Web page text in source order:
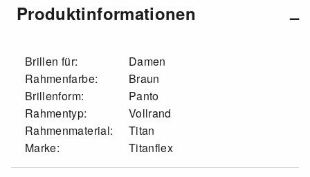
Produktinformationen
Brillen für:
Damen
Rahmenfarbe:
Braun
Brillenform:
Panto
Rahmentyp:
Vollrand
Rahmenmaterial:
Titan
Marke:
Titanflex